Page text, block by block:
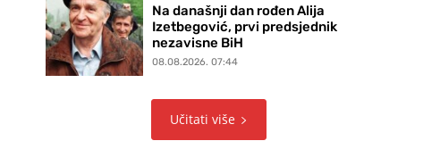
Na današnji dan rođen Alija
Izetbegović, prvi predsjednik
nezavisne BiH
08.08.2026. 07:44
Učitati više